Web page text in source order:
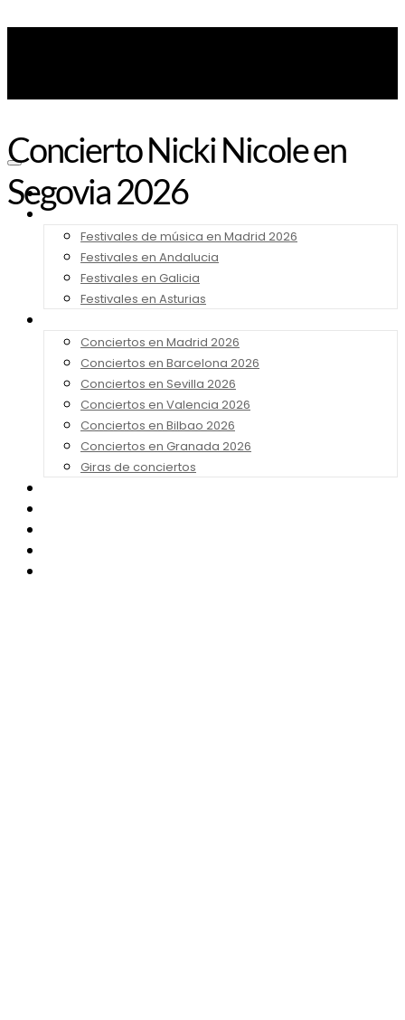
Noticias
Festivales 2026
Festivales de música en Madrid 2026
Festivales en Andalucia
Festivales en Galicia
Festivales en Asturias
Conciertos en Madrid 2026
Conciertos en Barcelona 2026
Conciertos en Sevilla 2026
Conciertos en Valencia 2026
Conciertos en Bilbao 2026
Conciertos en Granada 2026
Giras de conciertos
Concierto Nicki Nicole en
Segovia 2026